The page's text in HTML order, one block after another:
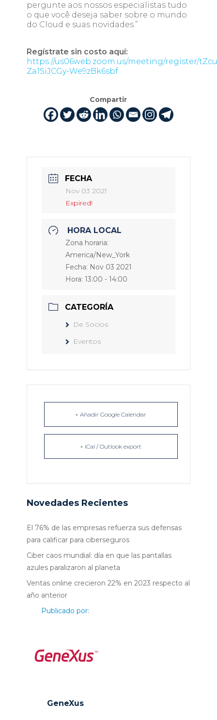
pergunte aos nossos especialistas tudo
o que você deseja saber sobre o mundo
do Cloud e suas novidades.”
Regístrate sin costo aquí:
https://us06web.zoom.us/meeting/register/
Za1SiJCGy-We9zBk6sbf
Compartir
FECHA
Nov 03 2021
Expired!
HORA LOCAL
Zona horaria:
America/New_York
Fecha: Nov 03 2021
Hora: 13:00 - 14:00
CATEGORÍA
De Socios
Eventos
+ Añadir Google Calendar
+ iCal / Outlook export
Novedades Recientes
El 76% de las empresas refuerza sus defensas
para calificar para ciberseguros
Ciber caos mundial: día en que las pantallas
azules paralizaron al planeta
Ventas online crecieron 22% en 2023 respecto al
año anterior
Publicado por:
GeneXus